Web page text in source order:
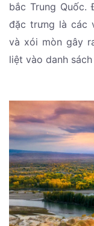
bắc Trung
đặc trưng là các
và xói mòn gây
liệt vào danh